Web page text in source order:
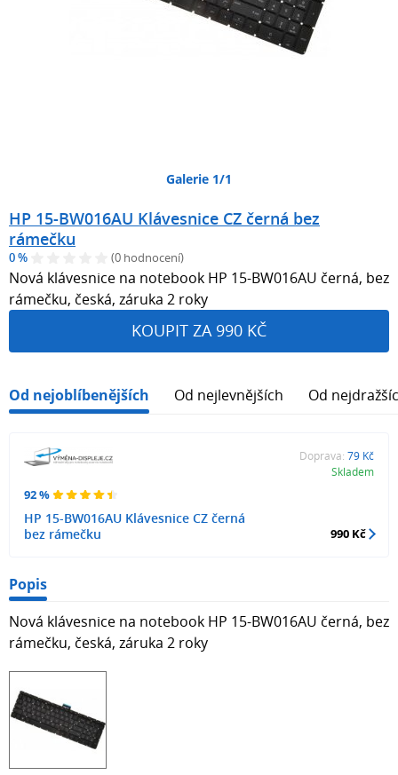
Galerie 1/1
HP 15-BW016AU Klávesnice CZ černá bez
rámečku
0 % (0 hodnocení)
Nová klávesnice na notebook HP 15-BW016AU černá, bez
rámečku, česká, záruka 2 roky
KOUPIT ZA 990 KČ
Od nejoblíbenějších Od nejlevnějších Od
92 %
HP 15-BW016AU Klávesnice CZ černá
bez rámečku
Doprava: 79 Kč
Skladem
990 Kč
Popis
Nová klávesnice na notebook HP 15-BW016AU černá, bez
rámečku, česká, záruka 2 roky